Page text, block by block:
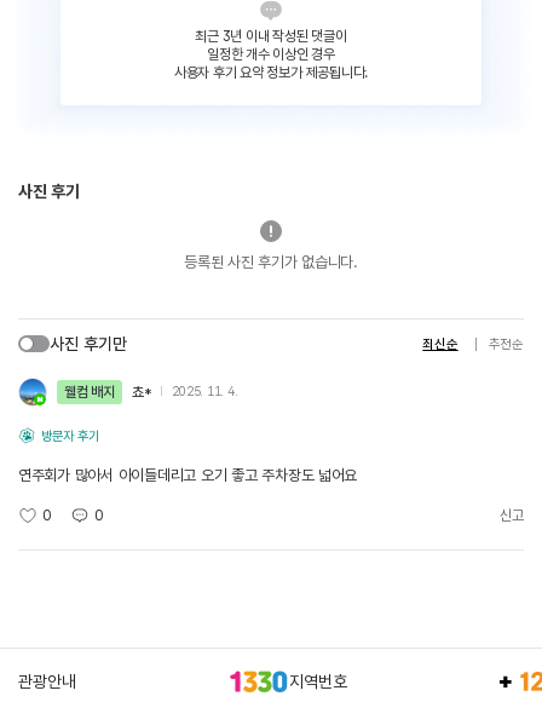
최근 3년 이내 작성된 댓글이
일정한 개수 이상인 경우
사용자 후기 요약 정보가 제공됩니다.
사진 후기
등록된 사진 후기가 없습니다.
사진 후기만 최신순 추천순
웰컴 배지 쵸* 2025. 11. 4.
방문자 후기
연주회가 많아서 아이들데리고 오기 좋고 주차장도 넓어요
0 0 신고
관광안내 지역번호